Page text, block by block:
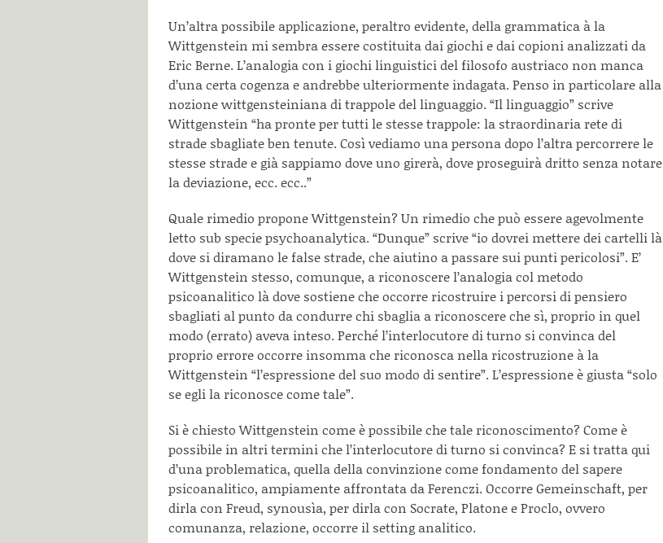
Un’altra possibile applicazione, peraltro evidente, della grammatica à la
Wittgenstein mi sembra essere costituita dai giochi e dai copioni analizzati da
Eric Berne. L’analogia con i giochi linguistici del filosofo austriaco non manca
d’una certa cogenza e andrebbe ulteriormente indagata. Penso in particolare alla
nozione wittgensteiniana di trappole del linguaggio. “Il linguaggio” scrive
Wittgenstein “ha pronte per tutti le stesse trappole: la straordinaria rete di
strade sbagliate ben tenute. Così vediamo una persona dopo l’altra percorrere le
stesse strade e già sappiamo dove uno girerà, dove proseguirà dritto senza notare
la deviazione, ecc. ecc..”
Quale rimedio propone Wittgenstein? Un rimedio che può essere agevolmente
letto sub specie psychoanalytica. “Dunque” scrive “io dovrei mettere dei cartelli là
dove si diramano le false strade, che aiutino a passare sui punti pericolosi”. E’
Wittgenstein stesso, comunque, a riconoscere l’analogia col metodo
psicoanalitico là dove sostiene che occorre ricostruire i percorsi di pensiero
sbagliati al punto da condurre chi sbaglia a riconoscere che sì, proprio in quel
modo (errato) aveva inteso. Perché l’interlocutore di turno si convinca del
proprio errore occorre insomma che riconosca nella ricostruzione à la
Wittgenstein “l’espressione del suo modo di sentire”. L’espressione è giusta “solo
se egli la riconosce come tale”.
Si è chiesto Wittgenstein come è possibile che tale riconoscimento? Come è
possibile in altri termini che l’interlocutore di turno si convinca? E si tratta qui
d’una problematica, quella della convinzione come fondamento del sapere
psicoanalitico, ampiamente affrontata da Ferenczi. Occorre Gemeinschaft, per
dirla con Freud, synousìa, per dirla con Socrate, Platone e Proclo, ovvero
comunanza, relazione, occorre il setting analitico.